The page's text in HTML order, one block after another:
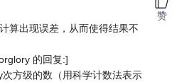
算出现误差，从而使得结果不
的回复:]
方级的数（用科学计数法表示
赞